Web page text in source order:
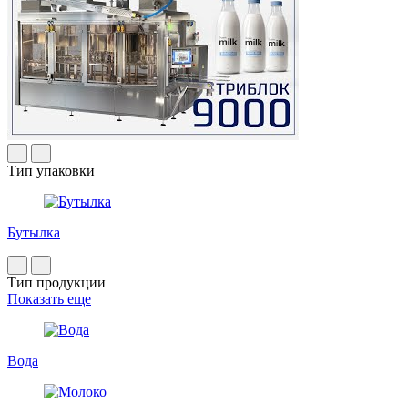
Тип упаковки
Бутылка
Тип продукции
Показать еще
Вода